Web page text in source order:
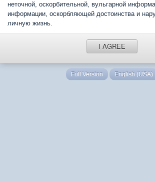
неточной, оскорбительной, вульгарной
информации, оскорбляющей достоинства и
личную жизнь.
I AGREE
Full Version English (USA)